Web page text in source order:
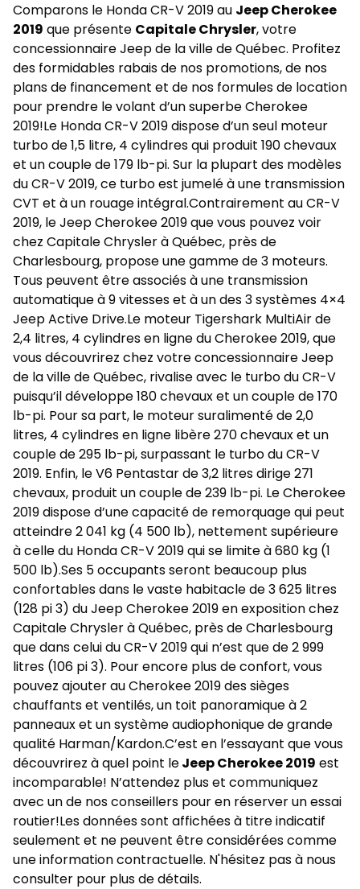
Comparons le Honda CR-V 2019 au Jeep Cherokee
2019 que présente Capitale Chrysler, votre
concessionnaire Jeepde la ville de Québec. Profitez
des formidables rabais de nos promotions, de nos
plans de financement et de nos formules de location
pour prendre le volant d’un superbe Cherokee
2019!Le Honda CR-V 2019 dispose d’un seul moteur
turbo de 1,5 litre, 4 cylindres qui produit 190 chevaux
et un couple de 179 lb-pi. Sur la plupart des modèles
du CR-V 2019, ce turbo est jumelé à une transmission
CVT et à un rouage intégral.Contrairement au CR-V
2019, le Jeep Cherokee 2019 que vous pouvez voir
chez Capitale Chrysler à Québec, près de
Charlesbourg, propose une gamme de 3 moteurs.
Tous peuvent être associés à une transmission
automatique à 9 vitesses et à un des 3 systèmes 4×4
Jeep Active Drive.Le moteur Tigershark MultiAir de
2,4 litres, 4 cylindres en ligne du Cherokee 2019, que
vous découvrirez chez votre concessionnaire Jeep
de la ville de Québec, rivalise avec le turbo du CR-V
puisqu’il développe 180 chevaux et un couple de 170
lb-pi. Pour sa part, le moteur suralimenté de 2,0
litres, 4 cylindres en ligne libère 270 chevaux et un
couple de 295 lb-pi, surpassant le turbo du CR-V
2019. Enfin, le V6 Pentastar de 3,2 litres dirige 271
chevaux, produit un couple de 239 lb-pi. Le Cherokee
2019 dispose d’une capacité de remorquage qui peut
atteindre 2 041 kg (4 500 lb), nettement supérieure
à celle du Honda CR-V 2019 qui se limite à 680 kg (1
500 lb).Ses 5 occupants seront beaucoup plus
confortables dans le vaste habitacle de 3 625 litres
(128 pi 3) du Jeep Cherokee 2019 en exposition chez
Capitale Chrysler à Québec, près de Charlesbourg
que dans celui du CR-V 2019 qui n’est que de 2 999
litres (106 pi 3). Pour encore plus de confort, vous
pouvez ajouter au Cherokee 2019 des sièges
chauffants et ventilés, un toit panoramique à 2
panneaux et un système audiophonique de grande
qualité Harman/Kardon.C’est en l’essayant que vous
découvrirez à quel point leJeep Cherokee 2019 est
incomparable! N’attendez plus et communiquez
avec un de nos conseillers pour en réserver un essai
routier!Les données sont affichées à titre indicatif
seulement et ne peuvent être considérées comme
une information contractuelle. N'hésitez pas à nous
consulter pour plus de détails.